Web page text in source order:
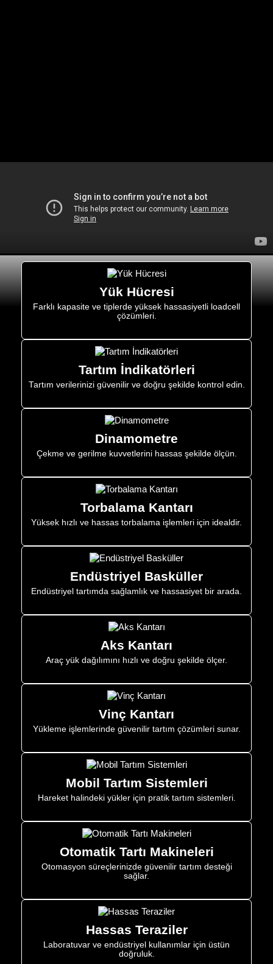
Yük Hücresi
Farklı kapasite ve tiplerde yüksek hassasiyetli loadcell
çözümleri.
Tartım İndikatörleri
Tartım verilerinizi güvenilir ve doğru şekilde kontrol edin.
Dinamometre
Çekme ve gerilme kuvvetlerini hassas şekilde ölçün.
Torbalama Kantarı
Yüksek hızlı ve hassas torbalama işlemleri için idealdir.
Endüstriyel Basküller
Endüstriyel tartımda sağlamlık ve hassasiyet bir arada.
Aks Kantarı
Araç yük dağılımını hızlı ve doğru şekilde ölçer.
Vinç Kantarı
Yükleme işlemlerinde güvenilir tartım çözümleri sunar.
Mobil Tartım Sistemleri
Hareket halindeki yükler için pratik tartım sistemleri.
Otomatik Tartı Makineleri
Otomasyon süreçlerinizde güvenilir tartım desteği
sağlar.
Hassas Teraziler
Laboratuvar ve endüstriyel kullanımlar için üstün
doğruluk.